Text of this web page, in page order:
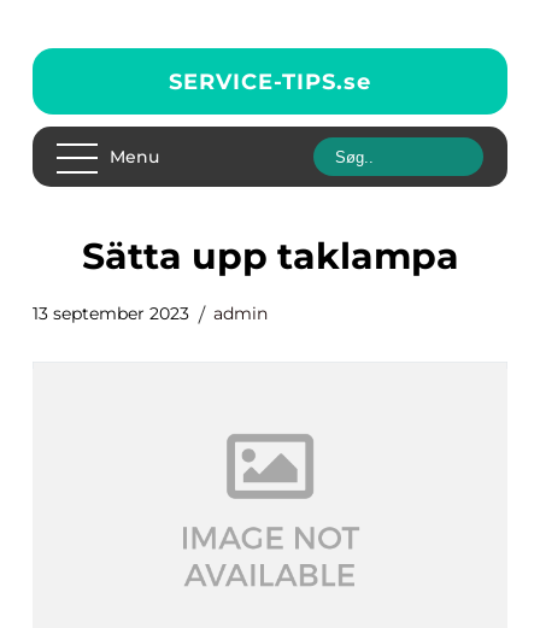
SERVICE-TIPS.se
Menu
sätta upp taklampa
13 september 2023 admin